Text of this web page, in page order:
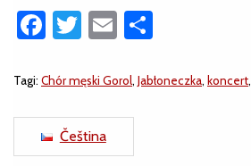
Facebook
Twitter
Email
Tagi: Chór męski Gorol, Jabłoneczka, koncert,
Čeština